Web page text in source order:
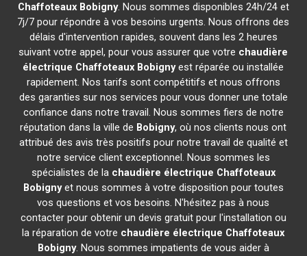
Chaffoteaux Bobigny. Nous sommes disponibles 24h/24 et
7j/7 pour répondre à vos besoins urgents. Nous offrons des
délais d'intervention rapides, souvent dans les 2 heures
suivant votre appel, pour vous assurer que votre chaudière
électrique Chaffoteaux Bobignyest réparée ou installée
rapidement. Nos tarifs sont compétitifs et nous offrons
des garanties sur nos services pour vous donner une totale
confiance dans notre travail. Nous sommes fiers de notre
réputation dans la ville de Bobigny, où nos clients nous ont
attribué des avis très positifs pour notre travail de qualité et
notre service client exceptionnel. Nous sommes les
spécialistes de la chaudière électrique Chaffoteaux
Bobignyet nous sommes à votre disposition pour toutes
vos questions et vos besoins. N'hésitez pas à nous
contacter pour obtenir un devis gratuit pour l'installation ou
la réparation de votre chaudière électrique Chaffoteaux
Bobigny. Nous sommes impatients de vous aider à